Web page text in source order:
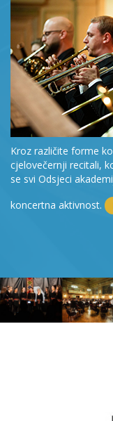
Kroz različite forme
cjelovečernji recitali,
se svi Odsjeci
koncertna aktivnost.